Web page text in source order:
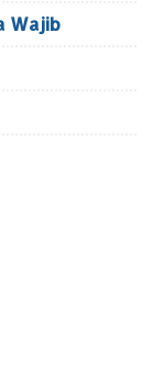
Wajib